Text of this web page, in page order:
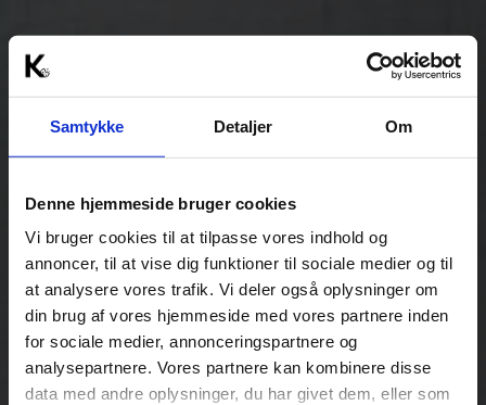
Samtykke Detaljer Om
Denne hjemmeside bruger cookies
Vi bruger cookies til at tilpasse vores indhold og
annoncer, til at vise dig funktioner til sociale medier og til
at analysere vores trafik. Vi deler også oplysninger om
din brug af vores hjemmeside med vores partnere inden
for sociale medier, annonceringspartnere og
analysepartnere. Vores partnere kan kombinere disse
data med andre oplysninger, du har givet dem, eller som